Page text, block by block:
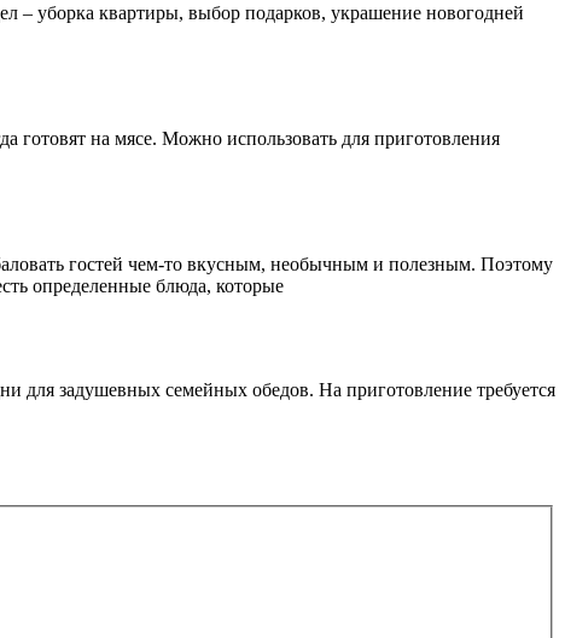
– уборка квартиры, выбор подарков, украшение новогодней
на мясе. Можно использовать для приготовления
гостей чем-то вкусным, необычным и полезным. Поэтому
определенные блюда, которые
для задушевных семейных обедов. На приготовление требуется